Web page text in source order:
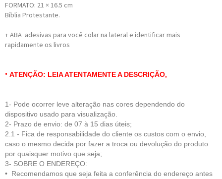
FORMATO: 21 × 16.5 cm
Bíblia Protestante.
+ ABA adesivas para você colar na lateral e identificar mais
rapidamente os livros
• ATENÇÃO: LEIA ATENTAMENTE A DESCRIÇÃO,
1- Pode ocorrer leve alteração nas cores dependendo do
dispositivo usado para visualização.
2- Prazo de envio: de 07 à 15 dias úteis;
2.1 - Fica de responsabilidade do cliente os custos com o envio,
caso o mesmo decida por fazer a troca ou devolução do produto
por quaisquer motivo que seja;
3- SOBRE O ENDEREÇO:
• Recomendamos que seja feita a conferência do endereço antes